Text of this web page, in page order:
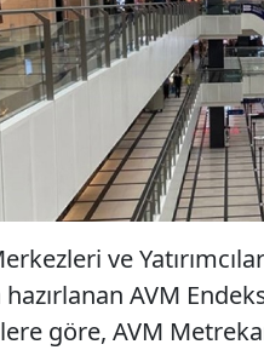
ve
AVM
göre, AVM